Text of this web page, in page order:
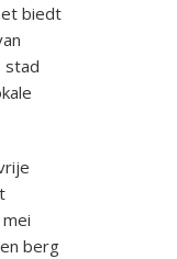
biedt
stad
berg